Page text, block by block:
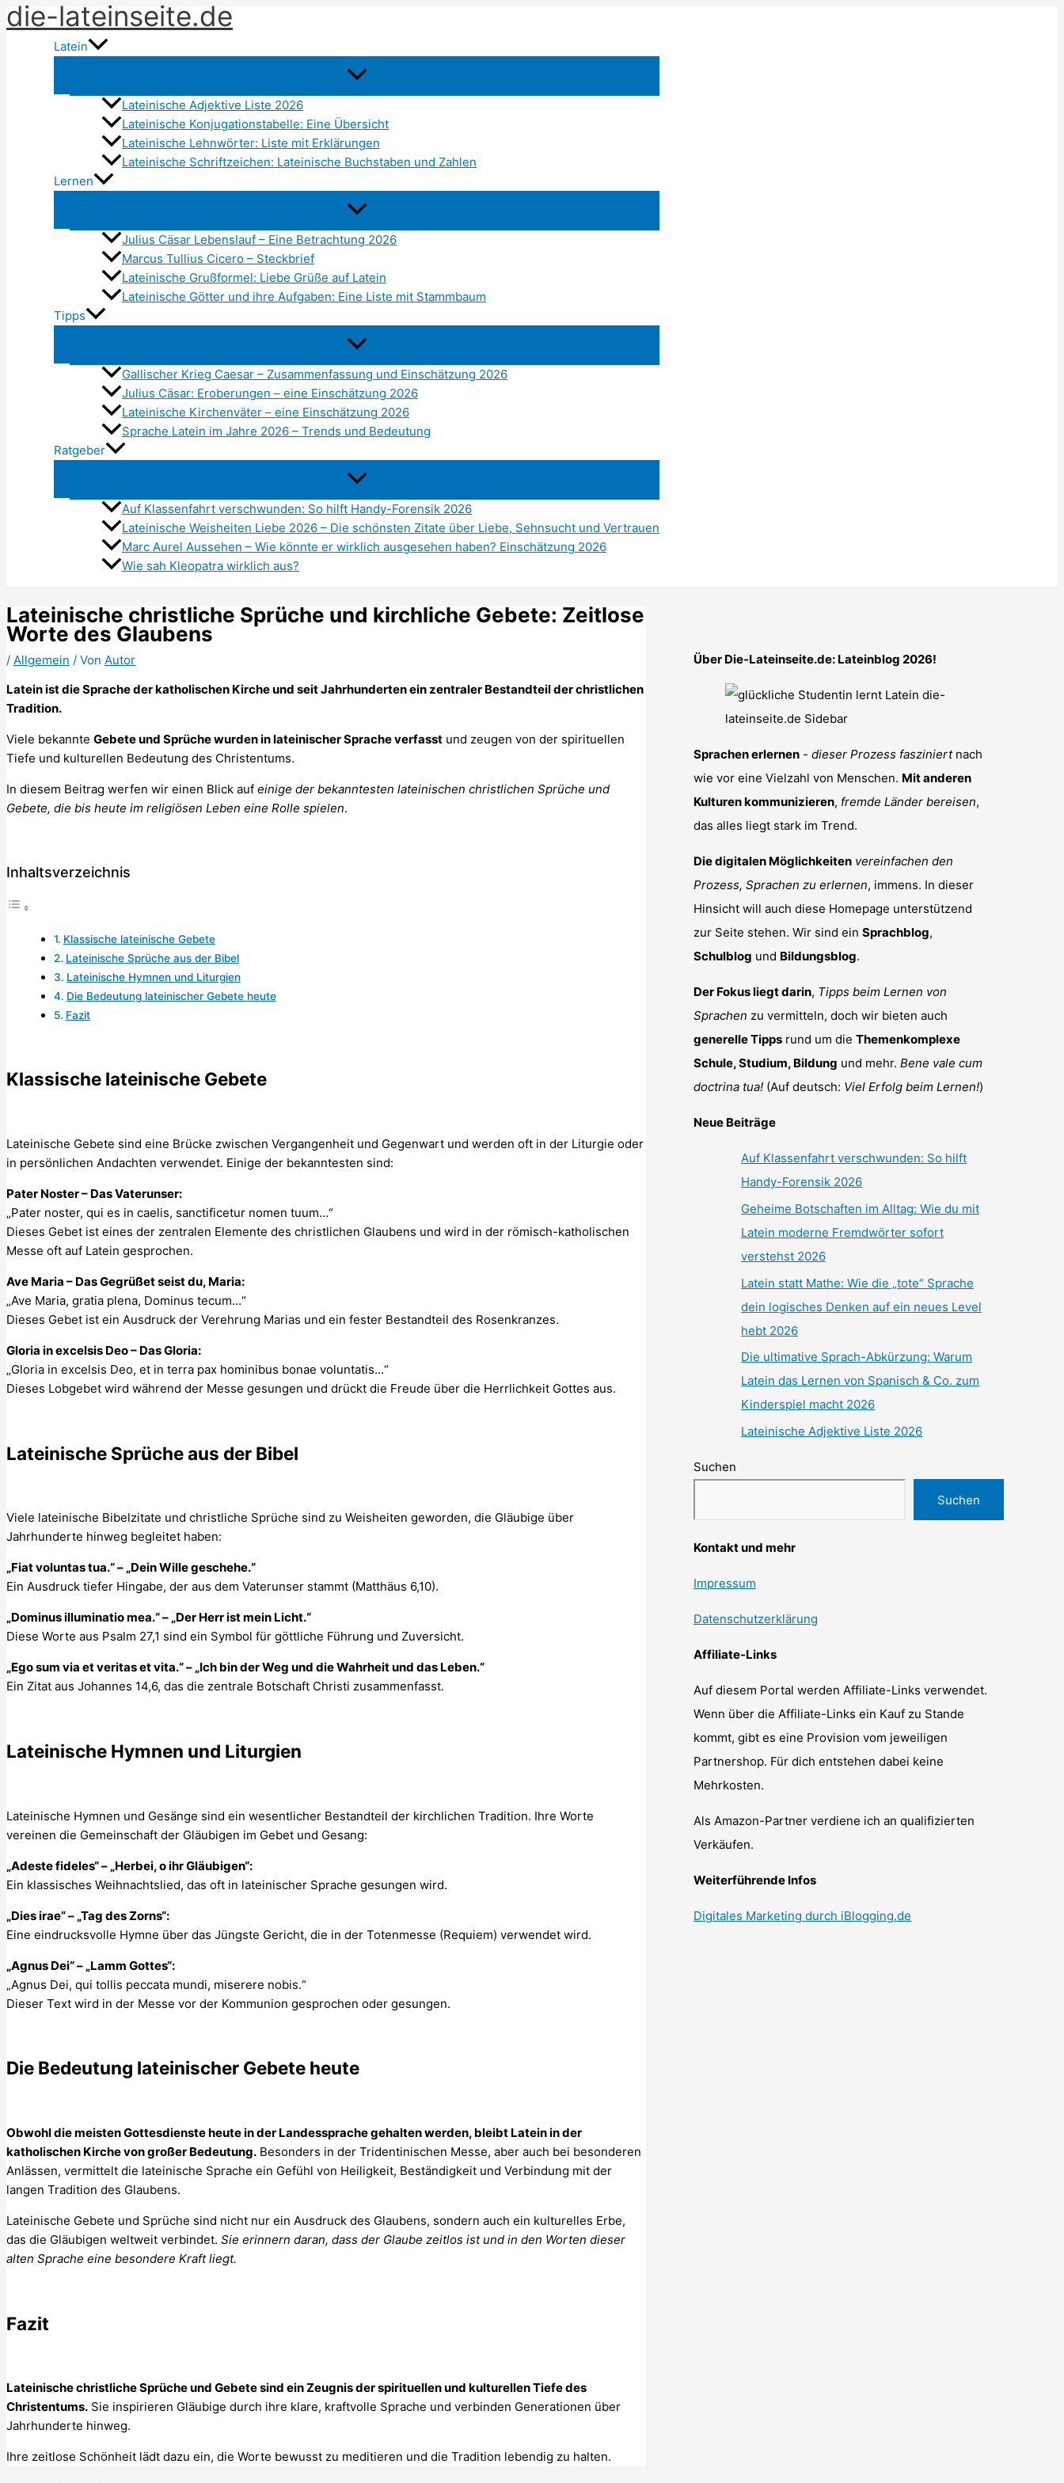
Zum
Inhalt
springen
die-lateinseite.de
Latein
Lateinische Adjektive Liste 2026
Lateinische Konjugationstabelle: Eine Übersicht
Lateinische Lehnwörter: Liste mit Erklärungen
Lateinische Schriftzeichen: Lateinische Buchstaben und Zahlen
Lernen
Julius Cäsar Lebenslauf – Eine Betrachtung 2026
Marcus Tullius Cicero – Steckbrief
Lateinische Grußformel: Liebe Grüße auf Latein
Lateinische Götter und ihre Aufgaben: Eine Liste mit Stammbaum
Tipps
Gallischer Krieg Caesar – Zusammenfassung und Einschätzung 2026
Julius Cäsar: Eroberungen – eine Einschätzung 2026
Lateinische Kirchenväter – eine Einschätzung 2026
Sprache Latein im Jahre 2026 – Trends und Bedeutung
Ratgeber
Auf Klassenfahrt verschwunden: So hilft Handy-Forensik 2026
Lateinische Weisheiten Liebe 2026 – Die schönsten Zitate über Liebe, Sehnsucht und Vertrauen
Marc Aurel Aussehen – Wie könnte er wirklich ausgesehen haben? Einschätzung 2026
Wie sah Kleopatra wirklich aus?
Lateinische christliche Sprüche und kirchliche Gebete: Zeitlose
Worte des Glaubens
/ Allgemein / Von Autor
Latein ist die Sprache der katholischen Kirche und seit Jahrhunderten ein zentraler Bestandteil der christlichen
Tradition.
Viele bekannte Gebete und Sprüche wurden in lateinischer Sprache verfasst und zeugen von der spirituellen
Tiefe und kulturellen Bedeutung des Christentums.
In diesem Beitrag werfen wir einen Blick auf einige der bekanntesten lateinischen christlichen Sprüche und
Gebete, die bis heute im religiösen Leben eine Rolle spielen.
Inhaltsverzeichnis
Klassische lateinische Gebete
Lateinische Sprüche aus der Bibel
Lateinische Hymnen und Liturgien
Die Bedeutung lateinischer Gebete heute
Fazit
Klassische lateinische Gebete
Lateinische Gebete sind eine Brücke zwischen Vergangenheit und Gegenwart und werden oft in der Liturgie oder
in persönlichen Andachten verwendet. Einige der bekanntesten sind:
Pater Noster – Das Vaterunser:
„Pater noster, qui es in caelis, sanctificetur nomen tuum…“
Dieses Gebet ist eines der zentralen Elemente des christlichen Glaubens und wird in der römisch-katholischen
Messe oft auf Latein gesprochen.
Ave Maria – Das Gegrüßet seist du, Maria:
„Ave Maria, gratia plena, Dominus tecum…“
Dieses Gebet ist ein Ausdruck der Verehrung Marias und ein fester Bestandteil des Rosenkranzes.
Gloria in excelsis Deo – Das Gloria:
„Gloria in excelsis Deo, et in terra pax hominibus bonae voluntatis…“
Dieses Lobgebet wird während der Messe gesungen und drückt die Freude über die Herrlichkeit Gottes aus.
Lateinische Sprüche aus der Bibel
Viele lateinische Bibelzitate und christliche Sprüche sind zu Weisheiten geworden, die Gläubige über
Jahrhunderte hinweg begleitet haben:
„Fiat voluntas tua.“ – „Dein Wille geschehe.“
Ein Ausdruck tiefer Hingabe, der aus dem Vaterunser stammt (Matthäus 6,10).
„Dominus illuminatio mea.“ – „Der Herr ist mein Licht.“
Diese Worte aus Psalm 27,1 sind ein Symbol für göttliche Führung und Zuversicht.
„Ego sum via et veritas et vita.“ – „Ich bin der Weg und die Wahrheit und das Leben.“
Ein Zitat aus Johannes 14,6, das die zentrale Botschaft Christi zusammenfasst.
Lateinische Hymnen und Liturgien
Lateinische Hymnen und Gesänge sind ein wesentlicher Bestandteil der kirchlichen Tradition. Ihre Worte
vereinen die Gemeinschaft der Gläubigen im Gebet und Gesang:
„Adeste fideles“ – „Herbei, o ihr Gläubigen“:
Ein klassisches Weihnachtslied, das oft in lateinischer Sprache gesungen wird.
„Dies irae“ – „Tag des Zorns“:
Eine eindrucksvolle Hymne über das Jüngste Gericht, die in der Totenmesse (Requiem) verwendet wird.
„Agnus Dei“ – „Lamm Gottes“:
„Agnus Dei, qui tollis peccata mundi, miserere nobis.“
Dieser Text wird in der Messe vor der Kommunion gesprochen oder gesungen.
Die Bedeutung lateinischer Gebete heute
Obwohl die meisten Gottesdienste heute in der Landessprache gehalten werden, bleibt Latein in der
katholischen Kirche von großer Bedeutung. Besonders in der Tridentinischen Messe, aber auch bei besonderen
Anlässen, vermittelt die lateinische Sprache ein Gefühl von Heiligkeit, Beständigkeit und Verbindung mit der
langen Tradition des Glaubens.
Lateinische Gebete und Sprüche sind nicht nur ein Ausdruck des Glaubens, sondern auch ein kulturelles Erbe,
das die Gläubigen weltweit verbindet. Sie erinnern daran, dass der Glaube zeitlos ist und in den Worten dieser
alten Sprache eine besondere Kraft liegt.
Fazit
Lateinische christliche Sprüche und Gebete sind ein Zeugnis der spirituellen und kulturellen Tiefe des
Christentums. Sie inspirieren Gläubige durch ihre klare, kraftvolle Sprache und verbinden Generationen über
Jahrhunderte hinweg.
Ihre zeitlose Schönheit lädt dazu ein, die Worte bewusst zu meditieren und die Tradition lebendig zu halten.
Über Die-Lateinseite.de: Lateinblog 2026!
Sprachen erlernen - dieser Prozess fasziniertnach
wie vor eine Vielzahl von Menschen. Mit anderen
Kulturen kommunizieren, fremde Länder bereisen,
das alles liegt stark im Trend.
Die digitalen Möglichkeiten vereinfachen den
Prozess, Sprachen zu erlernen, immens. In dieser
Hinsicht will auch diese Homepage unterstützend
zur Seite stehen. Wir sind ein Sprachblog,
Schulblog und Bildungsblog.
Der Fokus liegt darin, Tipps beim Lernen von
Sprachen zu vermitteln, doch wir bieten auch
generelle Tipps rund um die Themenkomplexe
Schule, Studium, Bildung und mehr. Bene vale cum
doctrina tua! (Auf deutsch: Viel Erfolg beim Lernen!)
Neue Beiträge
Auf Klassenfahrt verschwunden: So hilft
Handy-Forensik 2026
Geheime Botschaften im Alltag: Wie du mit
Latein moderne Fremdwörter sofort
verstehst 2026
Latein statt Mathe: Wie die „tote“ Sprache
dein logisches Denken auf ein neues Level
hebt 2026
Die ultimative Sprach-Abkürzung: Warum
Latein das Lernen von Spanisch & Co. zum
Kinderspiel macht 2026
Lateinische Adjektive Liste 2026
Suchen
Suchen
Kontakt und mehr
Impressum
Datenschutzerklärung
Affiliate-Links
Auf diesem Portal werden Affiliate-Links verwendet.
Wenn über die Affiliate-Links ein Kauf zu Stande
kommt, gibt es eine Provision vom jeweiligen
Partnershop. Für dich entstehen dabei keine
Mehrkosten.
Als Amazon-Partner verdiene ich an qualifizierten
Verkäufen.
Weiterführende Infos
Digitales Marketing durch iBlogging.de